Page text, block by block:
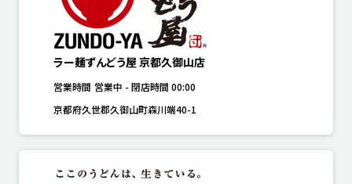
ラー麺ずんどう屋 京都久御山店
営業時間 営業中 - 閉店時間 00:00
京都府久世郡久御山町森川端40-1